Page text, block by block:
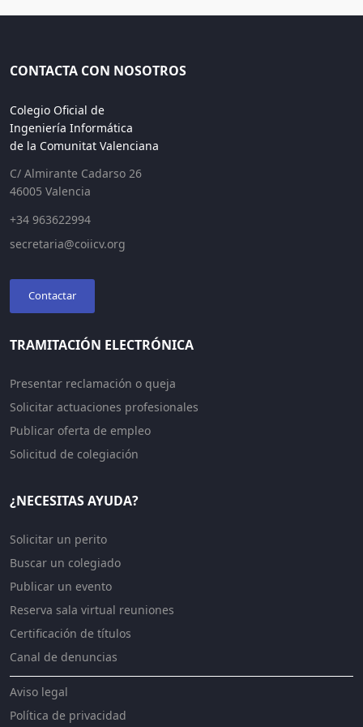
CONTACTA CON NOSOTROS
Colegio Oficial de
Ingeniería Informática
de la Comunitat Valenciana
C/ Almirante Cadarso 26
46005 Valencia
+34 963622994
secretaria@coiicv.org
Contactar
TRAMITACIÓN ELECTRÓNICA
Presentar reclamación o queja
Solicitar actuaciones profesionales
Publicar oferta de empleo
Solicitud de colegiación
¿NECESITAS AYUDA?
Solicitar un perito
Buscar un colegiado
Publicar un evento
Reserva sala virtual reuniones
Certificación de títulos
Canal de denuncias
Aviso legal
Política de privacidad